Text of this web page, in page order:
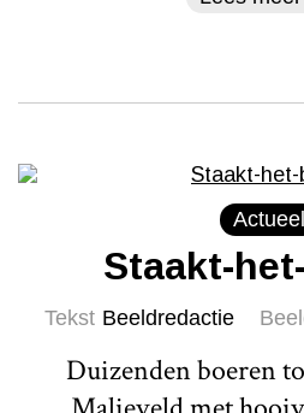
Actueel
Staakt-
Tekst Beeldredactie
Duizenden boeren